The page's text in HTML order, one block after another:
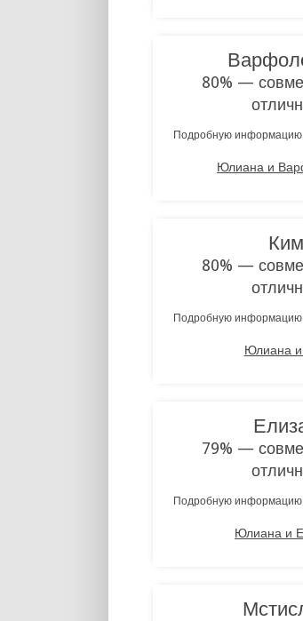
80% —
Подробную информацию
Юлиана и
Ким
80% —
Подробную информацию
Юлиана
79% —
Подробную информацию
Юлиана и